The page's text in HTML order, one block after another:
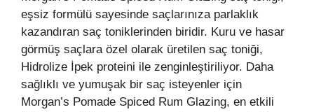
eşsiz formülü sayesinde saçlarınıza parlaklık
kazandıran saç toniklerinden biridir. Kuru ve hasar
görmüş saçlara özel olarak üretilen saç toniği,
Hidrolize İpek proteini ile zenginleştiriliyor. Daha
sağlıklı ve yumuşak bir saç isteyenler için
Morgan’s Pomade Spiced Rum Glazing, en etkili